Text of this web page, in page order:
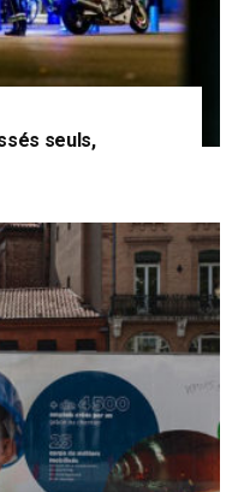
seuls,